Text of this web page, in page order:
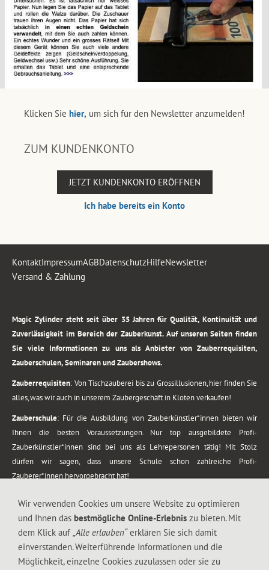
Klicken Sie hier, um sich für den Newsletter anzumelden!
ZUM KUNDENKONTO
JETZT KUNDENKONTO ERÖFFNEN
Ich habe bereits ein Konto
KontaktImpressumAGBDatenschutzHilfeNewsletter
Versand & Zahlung
Magic Zylinder steht seit über 35 Jahren für Qualität, Kontinuität und
Zuverlässigkeit im Bereich der Zauberkunst. Auf unseren Seiten finden
Sie viele Informationen zu uns als Anbieter von Zauberrequisiten,
Zauberschulen, Seminaren und Zaubershows.
Zauberrequisiten: Von Tischzauberei bis zu Grossillusionen, hier finden Sie
alles, was wir auch in unserem Zaubergeschäft in Kloten verkaufen!
Zauberschule: Für die Ausbildung von Zauberkünstler*innen bieten wir
Ihnen die besten Voraussetzungen. Nur top ausgebildete Profi-
Zauberkünstler*innen sind bei uns als Lehrepersonen tätig! Mit Stolz
dürfen wir sagen, dass unsere Schule schon zahlreiche Profi-
Zauberer*innen hervorgebracht hat!
vom Kinderprogramm bis zur Tischzauberei. Lassen Sie sich faszinieren von
meiner Zauber-Sprech-Show, angerührt mit sprachlichen Sequenzen,
gewürzt mit Gags und visuellen Illusionen wie Kaninchen, Vasen, Seilen,
Wir verwenden Cookies um unsere Website zu optimieren
und Ihnen das bestmögliche Online-Erlebnis zu bieten. Mit
dem Klick auf „Alle erlauben“erklären Sie sich damit
einverstanden. Weiterführende Informationen und die
Möglichkeit, einzelne Cookies zuzulassen oder sie zu